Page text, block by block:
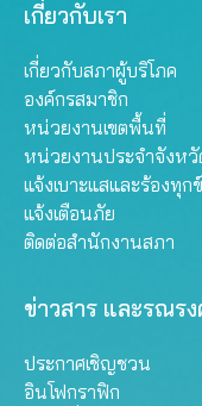
เกี่ยวกับเรา
เกี่ยวกับสภาผู้บริโภค
องค์กรสมาชิก
หน่วยงานเขตพื้นที่
หน่วยงานประจำจังหวั
แจ้งเบาะแสและร้องทุกข์
แจ้งเตือนภัย
ติดต่อสำนักงานสภา
ข่าวสาร และรณร
ประกาศเชิญชวน
อินโฟกราฟิก